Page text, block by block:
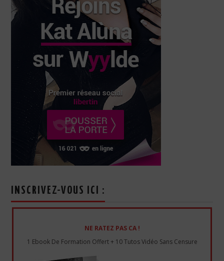
INSCRIVEZ-VOUS ICI :
NE RATEZ PAS CA !
1 Ebook De Formation Offert + 10 Tutos Vidéo Sans Censure